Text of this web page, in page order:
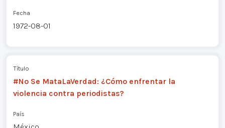
Fecha
1972-08-01
Título
#No Se MataLaVerdad: ¿Cómo enfrentar la
violencia contra periodistas?
País